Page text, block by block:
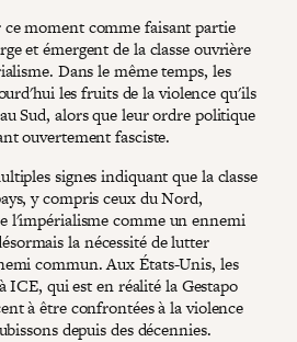
moment comme faisant partie
et émergent de la classe ouvrière
Dans le même temps, les
les fruits de la violence qu'ils
Sud, alors que leur ordre politique
ouvertement fasciste.
signes indiquant que la classe
y compris ceux du Nord,
l'impérialisme comme un ennemi
la nécessité de lutter
commun. Aux États-Unis, les
ICE, qui est en réalité la Gestapo
à être confrontées à la violence
depuis des décennies.